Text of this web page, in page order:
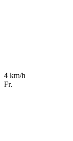
4 km/h
Fr.